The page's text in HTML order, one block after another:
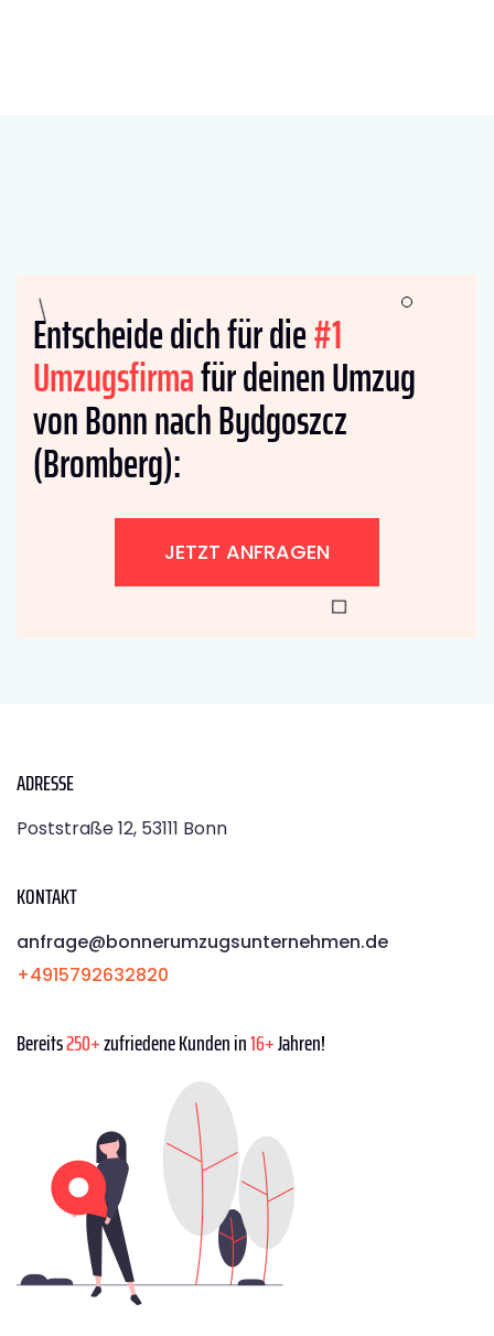
Entscheide dich für die#1
Umzugsfirmafür deinen Umzug
von Bonn nach Bydgoszcz
(Bromberg):
JETZT ANFRAGEN
ADRESSE
Poststraße 12, 53111 Bonn
KONTAKT
anfrage@bonnerumzugsunternehmen.de
+4915792632820
Bereits250+zufriedene Kunden in16+Jahren!